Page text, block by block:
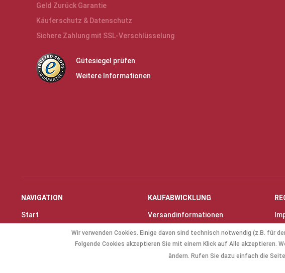
Geld Zurück Garantie
Käuferschutz & Datenschutz
Sichere Zahlung mit SSL-Verschlüsselung
Gütesiegel prüfen
Weitere Informationen
NAVIGATION
Start
Instrumente & Zubehör
KAUFABWICKLUNG
Versandinformationen
Zahlungsarten
Widerrufsrecht
Wir verwenden Cookies. Einige davon sind technisch notwendig (z.B. für
Folgende Cookies akzeptieren Sie mit einem Klick auf Alle akzeptieren.
ändern. Rufen Sie dazu einfach die